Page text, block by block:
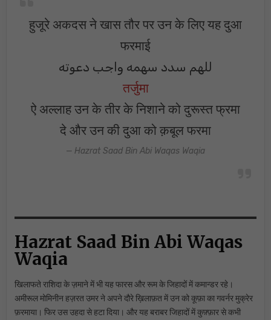
हुजूरे अकदस ने खास तौर पर उन के लिए यह दुआ
फरमाई
للهم سدد سهمه واجب دعوته
तर्जुमा
ऐ अल्लाह उन के तीर के निशाने को दुरूस्त फ्रमा
दे और उन की दुआ को क़बूल फरमा
Hazrat Saad Bin Abi Waqas Waqia
Hazrat Saad Bin Abi Waqas
Waqia
खिलाफते राशिदा के ज़माने में भी यह फारस और रूम के जिहादों में कमान्डर रहे।
अमीरूल मोमिनीन हज़रत उमर ने अपने दौरे ख़िलाफ़त में उन को कूफ़ा का गवर्नर मुक्रेर
फ़रमाया। फिर उस उहदा से हटा दिया। और यह बराबर जिहादों में कुफ़्फ़ार से कभी